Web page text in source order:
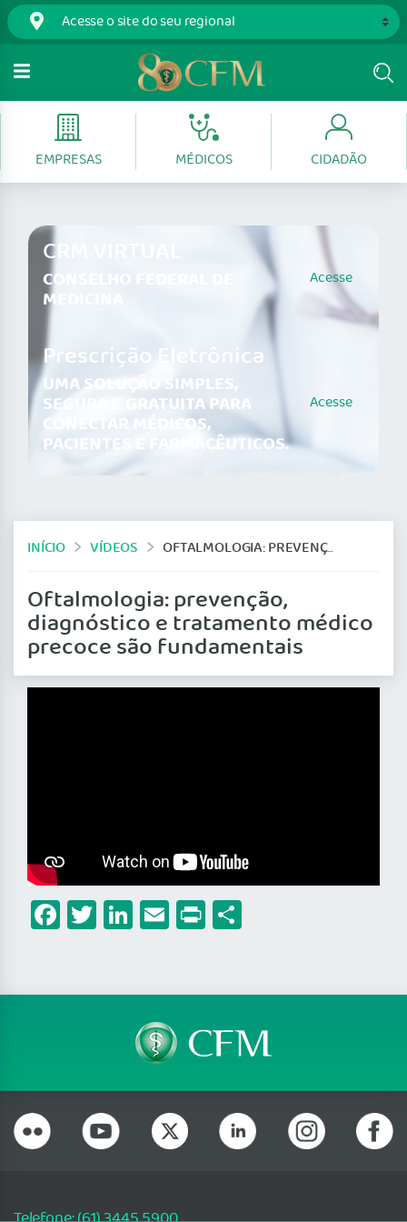
EMPRESAS MÉDICOS CIDADÃO
CRM VIRTUAL
CONSELHO FEDERAL DE
MEDICINA
Acesse
Prescrição Eletrônica
UMA SOLUÇÃO SIMPLES,
SEGURA E GRATUITA PARA
CONECTAR MÉDICOS,
PACIENTES E FARMACÊUTICOS.
Acesse
INÍCIO VÍDEOS OFTALMOLOGIA: PREVENÇÃO, DIAGNÓSTICO E TRATAMENTO MÉDICO PRECOCE SÃO FUNDAMENTAIS
Oftalmologia: prevenção,
diagnóstico e tratamento médico
precoce são fundamentais
Facebook
Twitter
LinkedIn
Email
Print